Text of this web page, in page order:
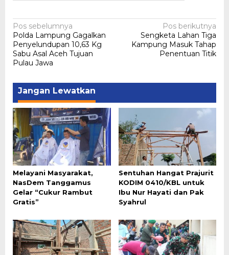
Navigasi
pos
Pos sebelumnya
Polda Lampung Gagalkan
Penyelundupan 10,63 Kg
Sabu Asal Aceh Tujuan
Pulau Jawa
Pos berikutnya
Sengketa Lahan Tiga
Kampung Masuk Tahap
Penentuan Titik
Jangan Lewatkan
Melayani Masyarakat,
NasDem Tanggamus
Gelar “Cukur Rambut
Gratis”
Sentuhan Hangat Prajurit
KODIM 0410/KBL untuk
Ibu Nur Hayati dan Pak
Syahrul